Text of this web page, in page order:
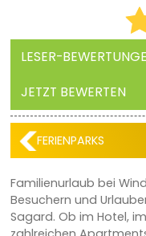
LESER-
JETZT BEWERTEN
FERIENPARKS
Familienurlaub bei
Besuchern und
Sagard. Ob im Hotel,